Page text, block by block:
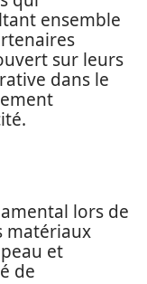
ensemble
sur leurs
dans le
lors de
matériaux
et
de